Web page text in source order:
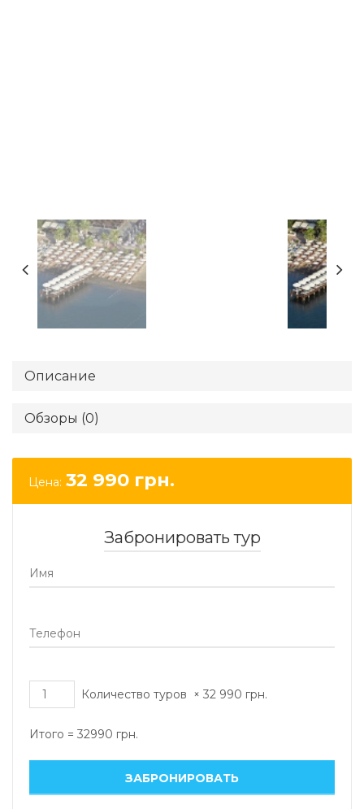
Описание
Обзоры (0)
Цена: 32 990 грн.
Забронировать тур
Количество туров × 32 990 грн.
Итого = 32990 грн.